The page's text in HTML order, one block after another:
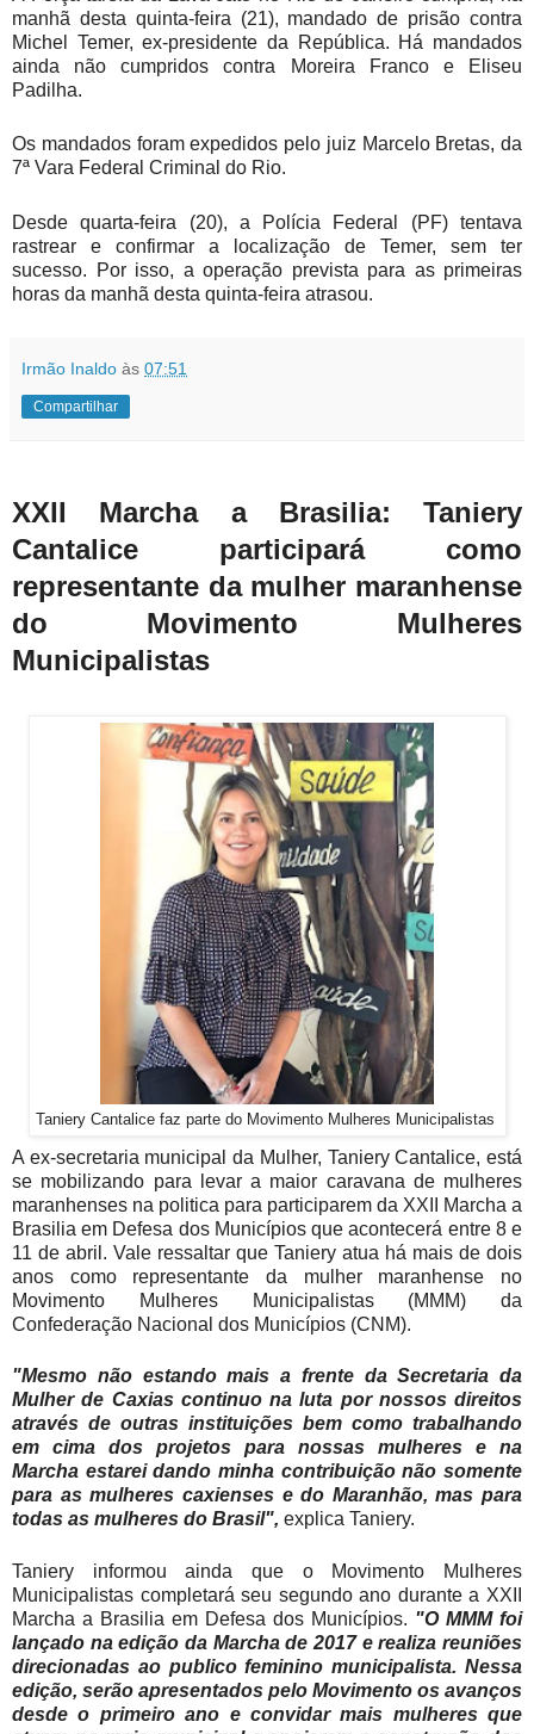
manhã desta quinta-feira (21), mandado de prisão contra
Michel Temer, ex-presidente da República. Há mandados
ainda não cumpridos contra Moreira Franco e Eliseu
Padilha.
Os mandados foram expedidos pelo juiz Marcelo Bretas, da
7ª Vara Federal Criminal do Rio.
Desde quarta-feira (20), a Polícia Federal (PF) tentava
rastrear e confirmar a localização de Temer, sem ter
sucesso. Por isso, a operação prevista para as primeiras
horas da manhã desta quinta-feira atrasou.
Irmão Inaldo às 07:51
Compartilhar
XXII Marcha a Brasilia: Taniery
Cantalice participará como
representante da mulher maranhense
do Movimento Mulheres
Municipalistas
Taniery Cantalice faz parte do Movimento Mulheres Municipalistas
A ex-secretaria municipal da Mulher, Taniery Cantalice, está
se mobilizando para levar a maior caravana de mulheres
maranhenses na politica para participarem da XXII Marcha a
Brasilia em Defesa dos Municípios que acontecerá entre 8 e
11 de abril. Vale ressaltar que Taniery atua há mais de dois
anos como representante da mulher maranhense no
Movimento Mulheres Municipalistas (MMM) da
Confederação Nacional dos Municípios (CNM).
"Mesmo não estando mais a frente da Secretaria da
Mulher de Caxias continuo na luta por nossos direitos
através de outras instituições bem como trabalhando
em cima dos projetos para nossas mulheres e na
Marcha estarei dando minha contribuição não somente
para as mulheres caxienses e do Maranhão, mas para
todas as mulheres do Brasil", explica Taniery.
Taniery informou ainda que o Movimento Mulheres
Municipalistas completará seu segundo ano durante a XXII
Marcha a Brasilia em Defesa dos Municípios. "O MMM foi
lançado na edição da Marcha de 2017 e realiza reuniões
direcionadas ao publico feminino municipalista. Nessa
edição, serão apresentados pelo Movimento os avanços
desde o primeiro ano e convidar mais mulheres que